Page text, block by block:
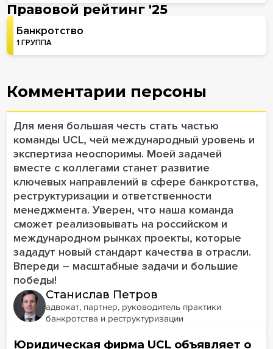
Правовой рейтинг '25
Банкротство
1 ГРУППА
Комментарии персоны
Для меня большая честь стать частью
команды UCL, чей международный уровень и
экспертиза неоспоримы. Моей задачей
вместе с коллегами станет развитие
ключевых направлений в сфере банкротства,
реструктуризации и ответственности
менеджмента. Уверен, что наша команда
сможет реализовывать на российском и
международном рынках проекты, которые
зададут новый стандарт качества в отрасли.
Впереди – масштабные задачи и большие
победы!
Станислав Петров
адвокат, партнер, руководитель практики
банкротства и реструктуризации
Юридическая фирма UCL объявляет о